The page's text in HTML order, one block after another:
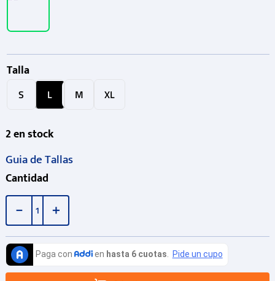
Talla
S L M XL
2en stock
Guia de Tallas
Cantidad
＋
－